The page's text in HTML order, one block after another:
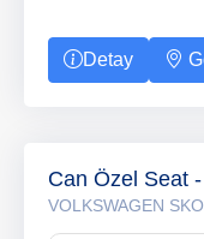
Detay
Can Özel Seat
VOLKSWAGEN